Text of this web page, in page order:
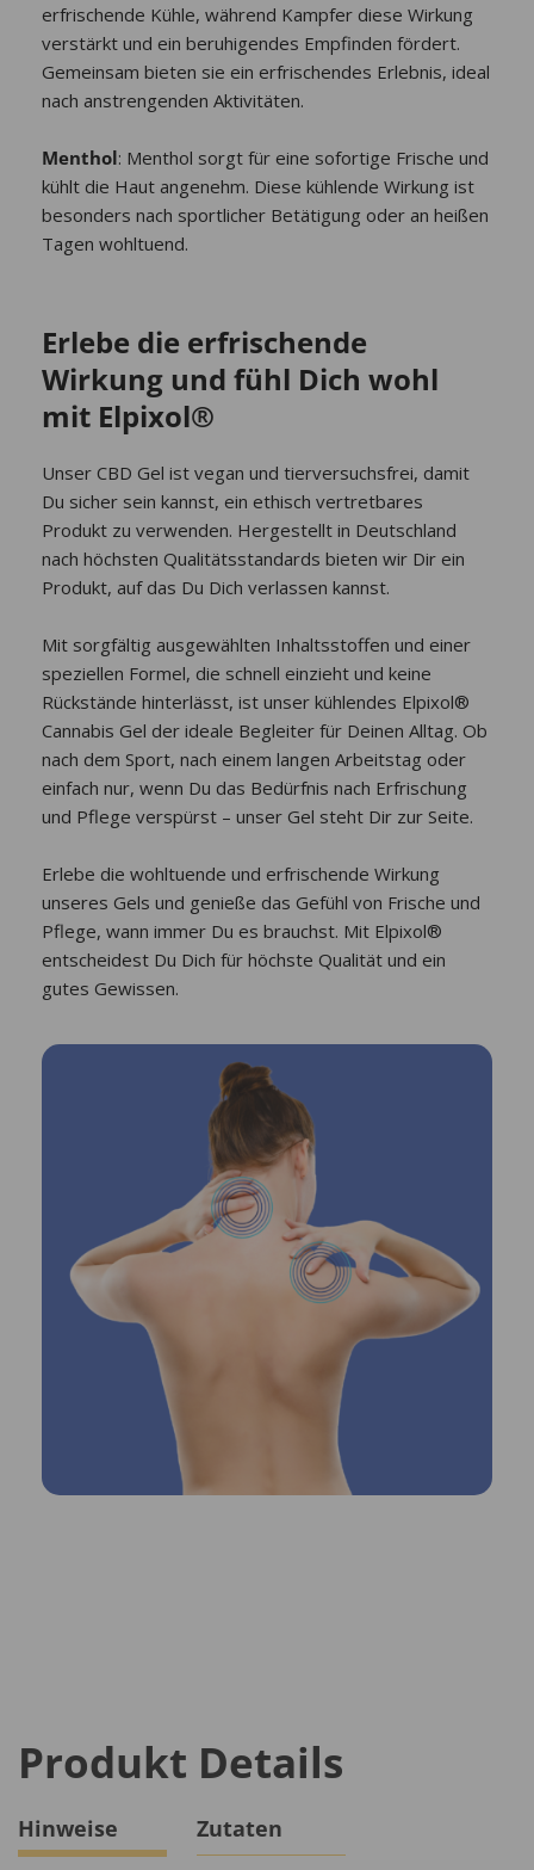
erfrischende Kühle, während Kampfer diese Wirkung
verstärkt und ein beruhigendes Empfinden fördert.
Gemeinsam bieten sie ein erfrischendes Erlebnis, ideal
nach anstrengenden Aktivitäten.
Menthol: Menthol sorgt für eine sofortige Frische und
kühlt die Haut angenehm. Diese kühlende Wirkung ist
besonders nach sportlicher Betätigung oder an heißen
Tagen wohltuend.
Erlebe die erfrischende
Wirkung und fühl Dich wohl
mit Elpixol®
Unser CBD Gel ist vegan und tierversuchsfrei, damit
Du sicher sein kannst, ein ethisch vertretbares
Produkt zu verwenden. Hergestellt in Deutschland
nach höchsten Qualitätsstandards bieten wir Dir ein
Produkt, auf das Du Dich verlassen kannst.
Mit sorgfältig ausgewählten Inhaltsstoffen und einer
speziellen Formel, die schnell einzieht und keine
Rückstände hinterlässt, ist unser kühlendes Elpixol®
Cannabis Gel der ideale Begleiter für Deinen Alltag. Ob
nach dem Sport, nach einem langen Arbeitstag oder
einfach nur, wenn Du das Bedürfnis nach Erfrischung
und Pflege verspürst – unser Gel steht Dir zur Seite.
Erlebe die wohltuende und erfrischende Wirkung
unseres Gels und genieße das Gefühl von Frische und
Pflege, wann immer Du es brauchst. Mit Elpixol®
entscheidest Du Dich für höchste Qualität und ein
gutes Gewissen.
Produkt Details
Hinweise
Zutaten